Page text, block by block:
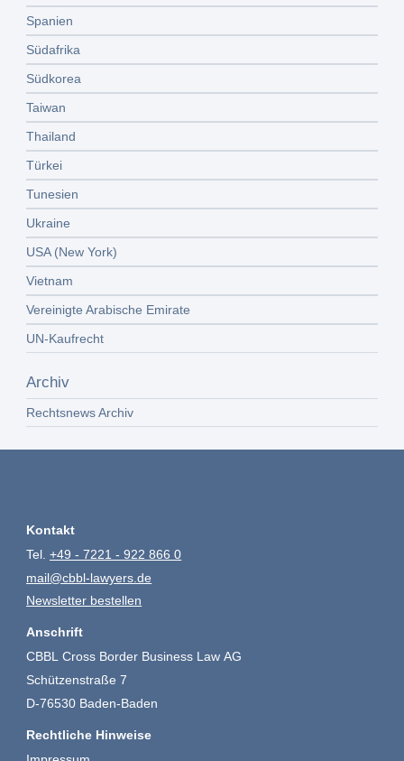
Spanien
Südafrika
Südkorea
Taiwan
Thailand
Türkei
Tunesien
Ukraine
USA (New York)
Vietnam
Vereinigte Arabische Emirate
UN-Kaufrecht
Archiv
Rechtsnews Archiv
Kontakt
Tel.+49 - 7221 - 922 866 0
mail@cbbl-lawyers.de
Newsletter bestellen
Anschrift
CBBL Cross Border Business Law AG
Schützenstraße 7
D-76530 Baden-Baden
Rechtliche Hinweise